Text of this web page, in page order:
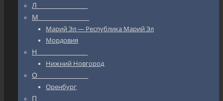
Л_________________
М_________________
Марий Эл — Республика Марий Эл
Мордовия
Н_________________
Нижний Новгород
О_________________
Оренбург
П_________________